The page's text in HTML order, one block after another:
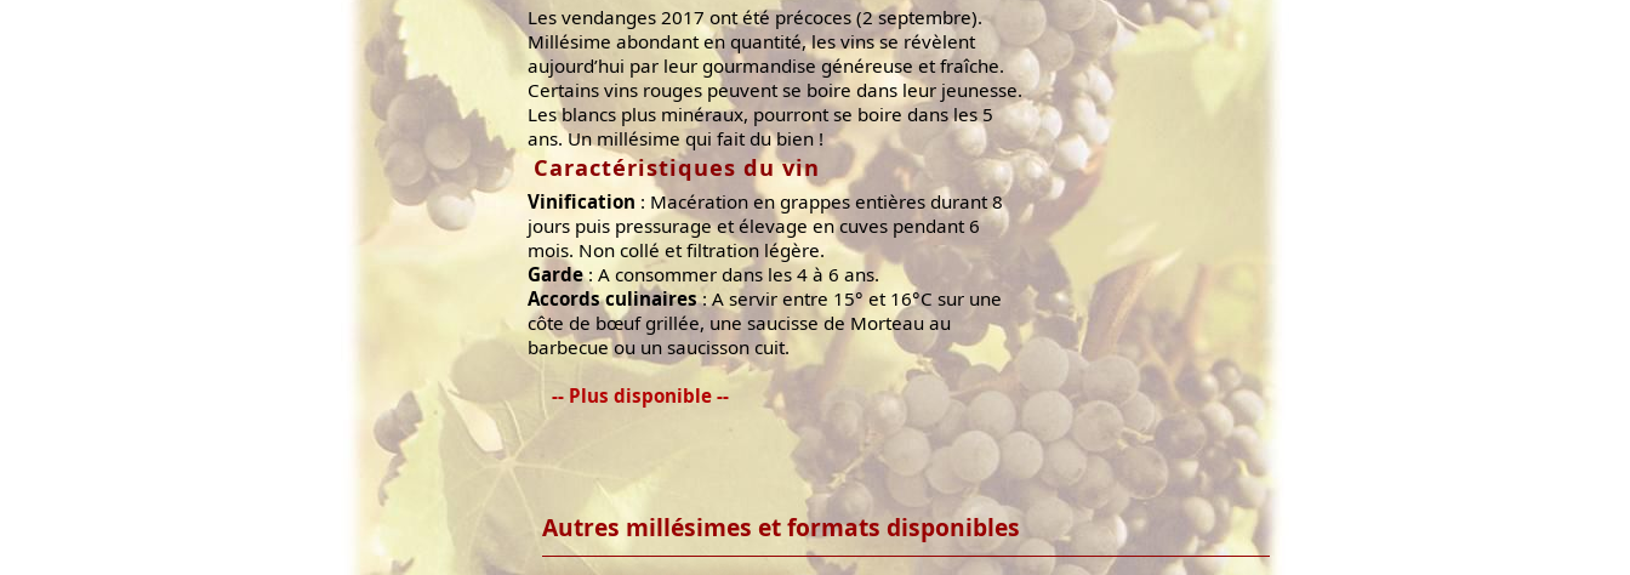
Les vendanges 2017 ont été précoces (2 septembre).
Millésime abondant en quantité, les vins se révèlent
aujourd’hui par leur gourmandise généreuse et fraîche.
Certains vins rouges peuvent se boire dans leur jeunesse.
Les blancs plus minéraux, pourront se boire dans les 5
ans. Un millésime qui fait du bien !
Caractéristiques du vin
Vinification : Macération en grappes entières durant 8
jours puis pressurage et élevage en cuves pendant 6
mois. Non collé et filtration légère.
Garde: A consommer dans les 4 à 6 ans.
Accords culinaires: A servir entre 15° et 16°C sur une
côte de bœuf grillée, une saucisse de Morteau au
barbecue ou un saucisson cuit.
-- Plus disponible --
Autres millésimes et formats disponibles